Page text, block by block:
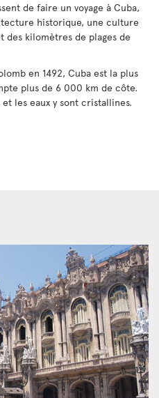
de faire un voyage à Cuba,
historique, une culture
des kilomètres de plages de
en 1492, Cuba est la plus
plus de 6 000 km de côte.
les eaux y sont cristallines.